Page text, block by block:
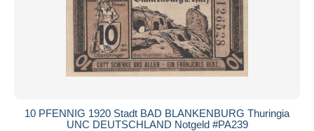
10 PFENNIG 1920 Stadt BAD BLANKENBURG Thuringia
UNC DEUTSCHLAND Notgeld #PA239